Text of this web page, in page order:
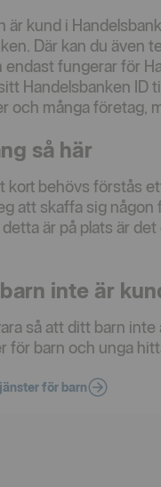
är kund i
Där kan du även
endast fungerar för
Handelsbanken ID
och många företag,
så här
kort behövs förstås
att skaffa sig
detta är på plats är
inte är
så att ditt barn
för barn och unga
för barn